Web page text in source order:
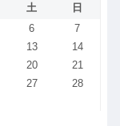
土
日
6
7
13
14
20
21
27
28